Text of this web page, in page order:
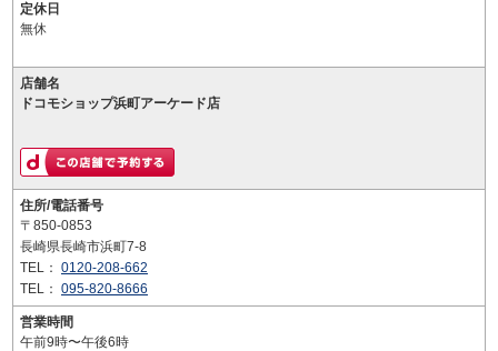
定休日
無休
店舗名
ドコモショップ浜町アーケード店
住所/電話番号
〒850-0853
長崎県長崎市浜町7-8
TEL： 0120-208-662
TEL： 095-820-8666
営業時間
午前9時〜午後6時